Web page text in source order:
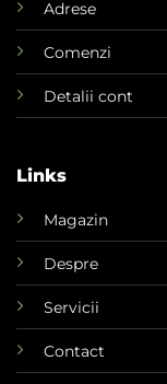
Adrese
Comenzi
Detalii cont
Links
Magazin
Despre
Servicii
Contact